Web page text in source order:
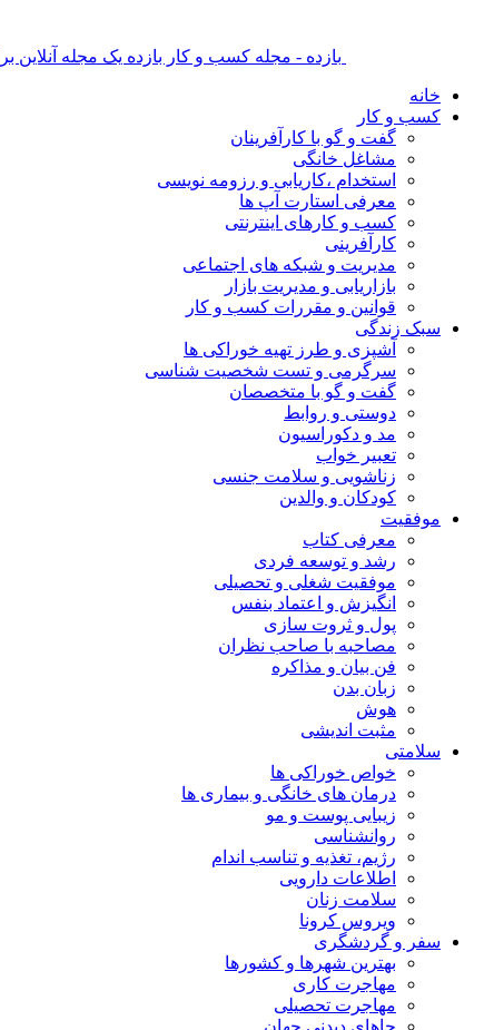
بازده - مجله کسب و کار بازده یک مجله آنلاین
خانه
کسب و کار
گفت و گو با کارآفرینان
مشاغل خانگی
استخدام ،کاریابی و رزومه نویسی
معرفی استارت آپ ها
کسب و کارهای اینترنتی
کارآفرینی
مدیریت و شبکه های اجتماعی
بازاریابی و مدیریت بازار
قوانین و مقررات کسب و کار
سبک زندگی
آشپزی و طرز تهیه خوراکی ها
سرگرمی و تست شخصیت شناسی
گفت و گو با متخصصان
دوستی و روابط
مد و دکوراسیون
تعبیر خواب
زناشویی و سلامت جنسی
کودکان و والدین
موفقیت
معرفی کتاب
رشد و توسعه فردی
موفقیت شغلی و تحصیلی
انگیزش و اعتماد بنفس
پول و ثروت سازی
مصاحبه با صاحب نظران
فن بیان و مذاکره
زبان بدن
هوش
مثبت اندیشی
سلامتی
خواص خوراکی ها
درمان های خانگی و بیماری ها
زیبایی پوست و مو
روانشناسی
رژیم، تغذیه و تناسب اندام
اطلاعات دارویی
سلامت زنان
ویروس کرونا
سفر و گردشگری
بهترین شهرها و کشورها
مهاجرت کاری
مهاجرت تحصیلی
جاهای دیدنی جهان